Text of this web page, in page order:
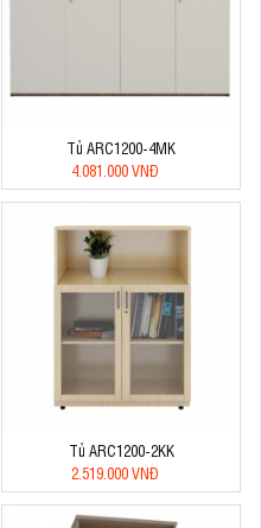
Tủ ARC1200-4MK
4.081.000 VNĐ
Tủ ARC1200-2KK
2.519.000 VNĐ